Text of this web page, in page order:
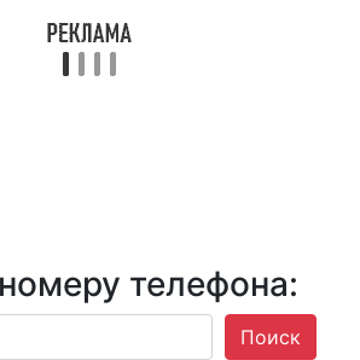
телефона:
Поиск